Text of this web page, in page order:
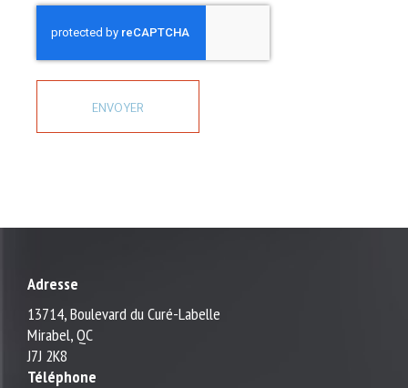
ENVOYER
Adresse
13714, Boulevard du Curé-Labelle
Mirabel, QC
J7J 2K8
Téléphone